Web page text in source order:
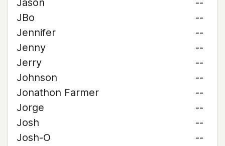
Jason
--
JBo
--
Jennifer
--
Jenny
--
Jerry
--
Johnson
--
Jonathon Farmer
--
Jorge
--
Josh
--
Josh-O
--